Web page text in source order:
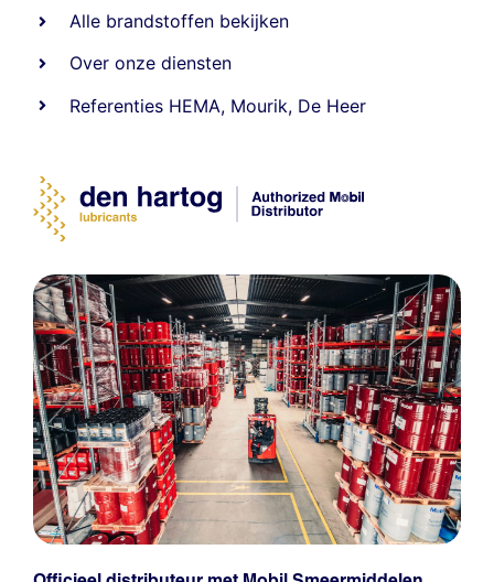
Alle brandstoffen bekijken
Over onze diensten
Referenties HEMA, Mourik, De Heer